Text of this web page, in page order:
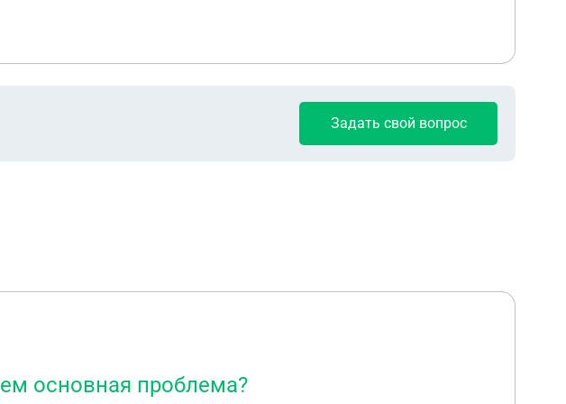
Задать свой вопрос
основная проблема?